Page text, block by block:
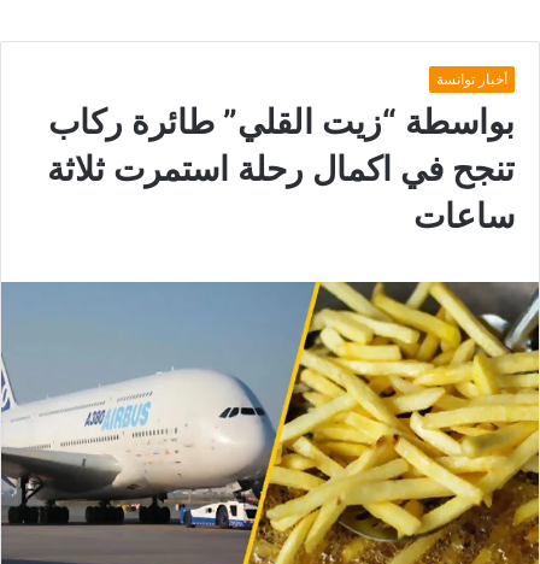
أخبار توانسة
بواسطة “زيت القلي” طائرة ركاب
تنجح في اكمال رحلة استمرت ثلاثة
ساعات